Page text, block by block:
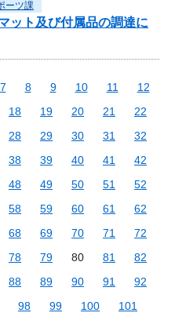
ーツ課
ット及び付属品の調達に
7 8 9 10 11
12
18 19 20 21
22
28 29 30 31
32
38 39 40 41
42
48 49 50 51
52
58 59 60 61
62
68 69 70 71
72
78 79 80 81
82
88 89 90 91
92
98 99 100
101